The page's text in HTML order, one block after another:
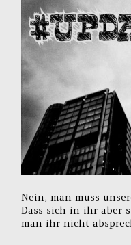
Nein, man muss
Dass sich in ihr aber
man ihr nicht